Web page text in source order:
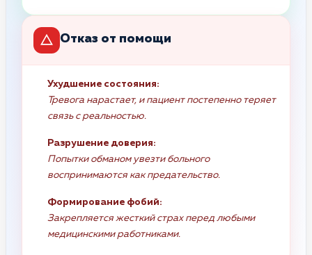
Отказ от помощи
Ухудшение состояния:
Тревога нарастает, и пациент постепенно теряет
связь с реальностью.
Разрушение доверия:
Попытки обманом увезти больного
воспринимаются как предательство.
Формирование фобий:
Закрепляется жесткий страх перед любыми
медицинскими работниками.